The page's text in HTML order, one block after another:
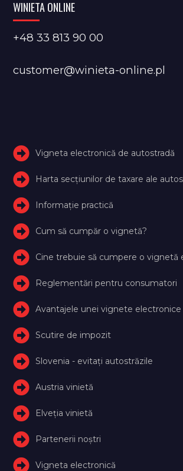
WINIETA ONLINE
+48 33 813 90 00
customer@winieta-online.pl
Vigneta electronică de autostradă
Harta secțiunilor de taxare ale
Informație practică
Cum să cumpăr o vignetă?
Cine trebuie să cumpere o vignetă
Reglementări pentru consumatori
Avantajele unei vignete electronice
Scutire de impozit
Slovenia - evitați autostrăzile
Austria vinietă
Elveţia vinietă
Partenerii noștri
Vigneta electronică